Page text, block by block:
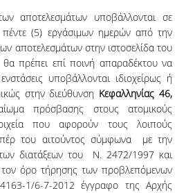
αποτελεσμάτων υποβάλλονται σε
πέντε (5) εργάσιμων ημερών από την
αποτελεσμάτων στην ιστοσελίδα του
πρέπει επί ποινή απαραδέκτου να
υποβάλλονται ιδιοχείρως ή
στην διεύθυνση Κεφαλληνίας 46,
πρόσβασης στους ατομικούς
που αφορούν τους λοιπούς
του αιτούντος σύμφωνα με την
διατάξεων του Ν. 2472/1997 και
όρο τήρησης των προβλεπόμενων
1/6-7-2012 έγγραφο της Αρχής